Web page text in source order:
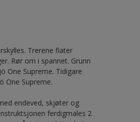
Trerene flater
Rør om i spannet. Grunn
One Supreme. Tidigare
One Supreme.
endeved, skjøter og
ferdigmales 2